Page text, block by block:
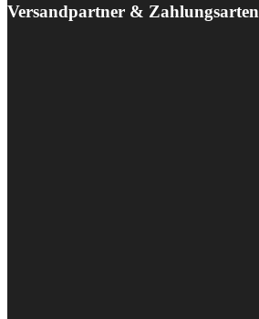
Versandpartner & Zahlungsarten